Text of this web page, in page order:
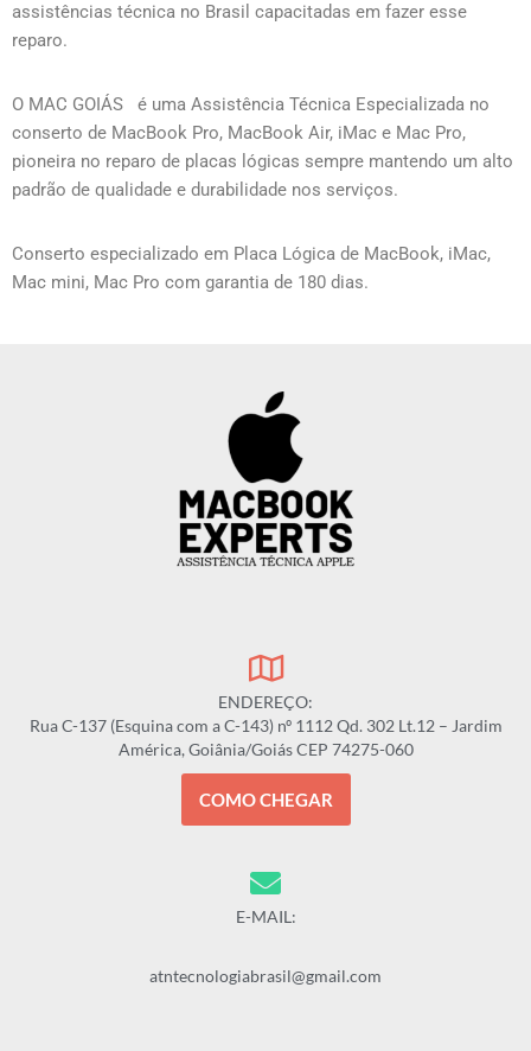
assistências técnica no Brasil capacitadas em fazer esse
reparo.
O MAC GOIÁS
é uma Assistência Técnica Especializada no
conserto de MacBook Pro, MacBook Air, iMac e Mac Pro,
pioneira no reparo de placas lógicas sempre mantendo um alto
padrão de qualidade e durabilidade nos serviços.
Conserto especializado em Placa Lógica de MacBook, iMac,
Mac mini, Mac Pro com garantia de 180 dias.
ENDEREÇO:
Rua C-137 (Esquina com a C-143) nº 1112 Qd. 302 Lt.12 – Jardim
América, Goiânia/Goiás CEP 74275-060
COMO CHEGAR
E-MAIL:
atntecnologiabrasil@gmail.com